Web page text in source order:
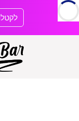
לתוכן